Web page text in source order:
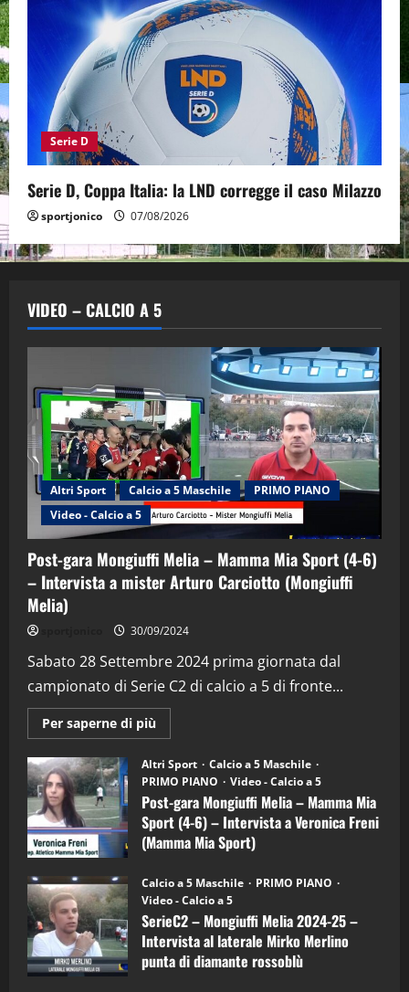
Serie D
Serie D, Coppa Italia: la LND corregge il caso Milazzo
sportjonico 07/08/2026
VIDEO – CALCIO A 5
Altri Sport Calcio a 5 Maschile
PRIMO PIANO
Video - Calcio a 5
Post-gara Mongiuffi Melia – Mamma Mia Sport (4-6)
– Intervista a mister Arturo Carciotto (Mongiuffi
Melia)
30/09/2024
Sabato 28 Settembre 2024 prima giornata dal
campionato di Serie C2 di calcio a 5 di fronte...
Per saperne di più
informazioni
Post-
gara
Mongiuffi
Melia
–
Mamma
Mia
Sport
6)
–
Intervista
a
mister
Arturo
Carciotto
(Mongiuffi
Altri Sport
Calcio a 5 Maschile
PRIMO PIANO
Video - Calcio a 5
Post-gara Mongiuffi Melia – Mamma Mia
Sport (4-6) – Intervista a Veronica Freni
(Mamma Mia Sport)
Calcio a 5 Maschile
PRIMO PIANO
Video - Calcio a 5
SerieC2 – Mongiuffi Melia 2024-25 –
Intervista al laterale Mirko Merlino
punta di diamante rossoblù
2
“SportEmpire” in Podcast: 29^ Puntata
(Martedi 28 Aprile 2026)
28/04/2026
3
(Martedi 21 Aprile 2026)
21/04/2026
4
"SportEmpire" in Podcast
(Martedi 14 Aprile 2026)
15/04/2026
"SportEmpire" in Podcast